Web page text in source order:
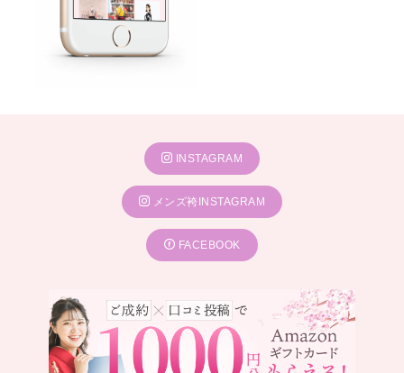
INSTAGRAM
メンズ袴INSTAGRAM
FACEBOOK